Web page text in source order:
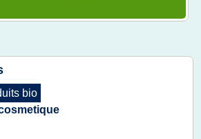
bio